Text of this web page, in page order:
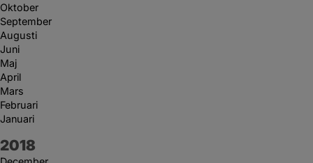
Oktober
September
Augusti
Juni
Maj
April
Mars
Februari
Januari
År:
2018